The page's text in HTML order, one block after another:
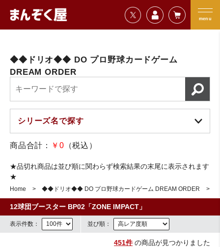
=================================
menu
まんぞく屋 格安TCG通販
◆◆ドリオ◆◆ DO プロ野球カードゲーム
DREAM ORDER
商品合計： ￥0 （税込）
★品切れ商品は並び順に関わらず検索結果の末尾に表示されます
★
Home ◆◆ドリオ◆◆ DO プロ野球カードゲーム DREAM ORDER
12球団ブースター BP02「ZONE IMPACT」
表示件数： 並び順：
451件の商品が見つかりました